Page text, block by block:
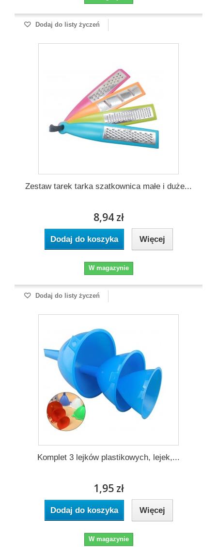
Dodaj do listy życzeń
Zestaw tarek tarka szatkownica małe i duże...
8,94 zł
Dodaj do koszyka Więcej
W magazynie
Dodaj do listy życzeń
Komplet 3 lejków plastikowych, lejek,...
1,95 zł
Dodaj do koszyka Więcej
W magazynie